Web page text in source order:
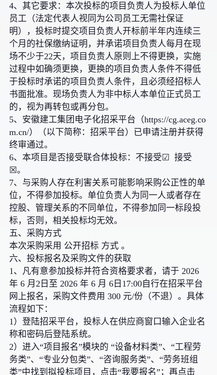
4、其它要求：本次投标的项目负责人为投标人单位
员工（法定代表人视同为公司员工无需社保证
明），投标时提交项目负责人开标前半年内连续三
个月的社保缴纳证明，并承诺项目负责人每月在现
场不少于22天，项目负责人原则上不得更换，实施
过程中如确须更换，更换的项目负责人条件不得低
于投标时承诺的项目负责人条件，且必须经招标人
书面批准。现场负责人为非中标人本单位正式员工
的，视为再转包或再分包。
5、安徽建工集团电子化招采平台（https://cg.aceg.co
m.cn/）（以下简称：招采平台）已申请注册并获得
终审通过。
6、本项目是否接受联合体投标：不接受☑ 接受
☒。
7、与采购人存在利害关系可能影响采购公正性的单
位，不得参加投标。单位负责人为同一人或者存在
控股、管理关系的不同单位，不得参加同一标段投
标，否则，相关投标均无效。
五、采购方式
本次采购采用 公开招标 方式 。
六、投标报名及采购文件的获取
1、凡有意参加投标并符合资格要求者，请于 2026
年 6 月2日至 2026 年 6 月 6日17:00自行在招采平台
网上报名，采购文件费用 300 元/份（不退）。具体
流程如下：
1）登陆招采平台，投标人在供应商窗口输入企业名
称和密码后登陆系统。
2）进入“项目报名”模块的 “设备材料类”、“工程劳
务类”、“专业分包类”、“咨询服务类”、“劳务班组
类”中找到拟投标项目，点击“我要报名”；再点击